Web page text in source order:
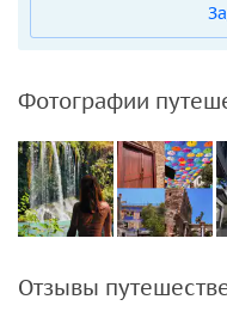
Фотографии
Отзывы